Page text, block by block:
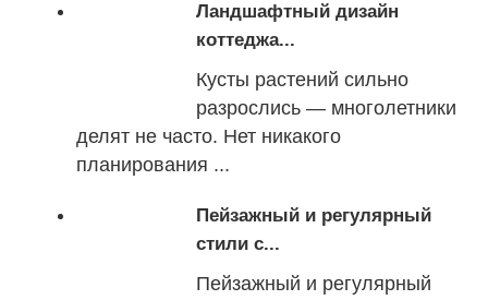
Ландшафтный дизайн
коттеджа...
Кусты растений сильно
разрослись — многолетники
делят не часто. Нет никакого
планирования ...
Пейзажный и регулярный
стили с...
Пейзажный и регулярный